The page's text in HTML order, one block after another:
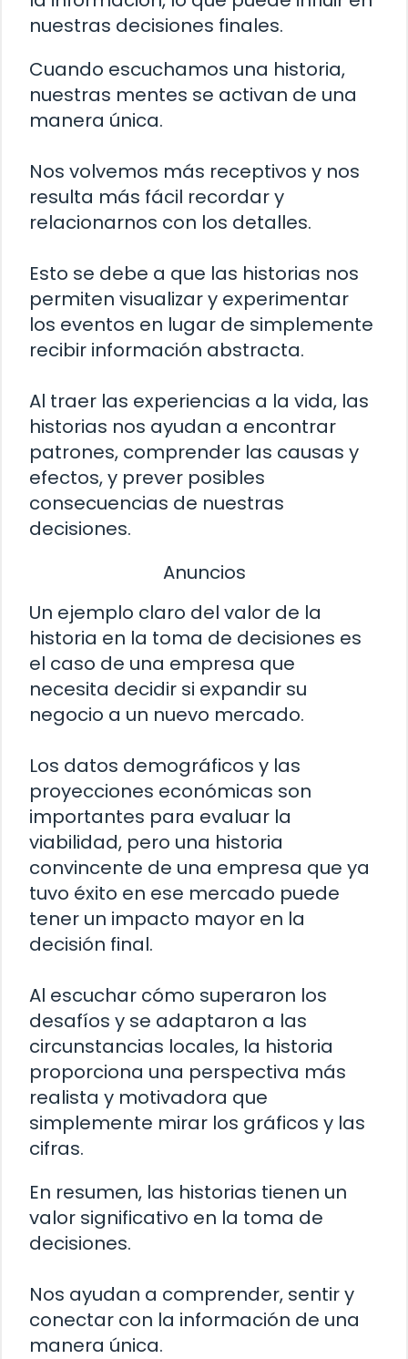
nuestras decisiones finales.
Cuando escuchamos una historia,
nuestras mentes se activan de una
manera única.
Nos volvemos más receptivos y nos
resulta más fácil recordar y
relacionarnos con los detalles.
Esto se debe a que las historias nos
permiten visualizar y experimentar
los eventos en lugar de simplemente
recibir información abstracta.
Al traer las experiencias a la vida, las
historias nos ayudan a encontrar
patrones, comprender las causas y
efectos, y prever posibles
consecuencias de nuestras
decisiones.
Anuncios
Un ejemplo claro del valor de la
historia en la toma de decisiones es
el caso de una empresa que
necesita decidir si expandir su
negocio a un nuevo mercado.
Los datos demográficos y las
proyecciones económicas son
importantes para evaluar la
viabilidad, pero una historia
convincente de una empresa que ya
tuvo éxito en ese mercado puede
tener un impacto mayor en la
decisión final.
Al escuchar cómo superaron los
desafíos y se adaptaron a las
circunstancias locales, la historia
proporciona una perspectiva más
realista y motivadora que
simplemente mirar los gráficos y las
cifras.
En resumen, las historias tienen un
valor significativo en la toma de
decisiones.
Nos ayudan a comprender, sentir y
conectar con la información de una
manera única.